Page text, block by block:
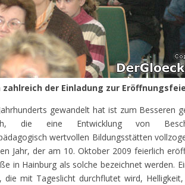
der Einladung zur
gewandelt hat ist zum Besseren
die eine Entwicklung von
wertvollen Bildungsstätten
Jahr, der am 10. Oktober 2009 feierlich
in Hainburg als solche bezeichnet werden.
mit Tageslicht durchflutet wird,